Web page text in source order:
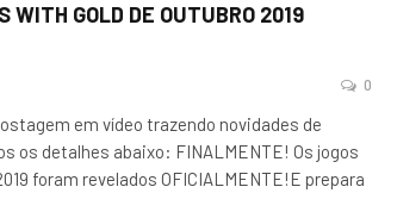
WITH GOLD DE OUTUBRO 2019
0
em vídeo trazendo novidades de
os detalhes abaixo: FINALMENTE! Os jogos
foram revelados OFICIALMENTE!E prepara